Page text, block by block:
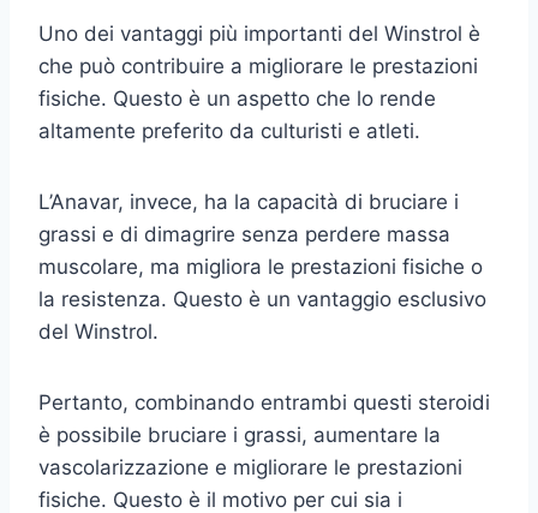
Uno dei vantaggi più importanti del Winstrol è
che può contribuire a migliorare le prestazioni
fisiche. Questo è un aspetto che lo rende
altamente preferito da culturisti e atleti.
L’Anavar, invece, ha la capacità di bruciare i
grassi e di dimagrire senza perdere massa
muscolare, ma migliora le prestazioni fisiche o
la resistenza. Questo è un vantaggio esclusivo
del Winstrol.
Pertanto, combinando entrambi questi steroidi
è possibile bruciare i grassi, aumentare la
vascolarizzazione e migliorare le prestazioni
fisiche. Questo è il motivo per cui sia i